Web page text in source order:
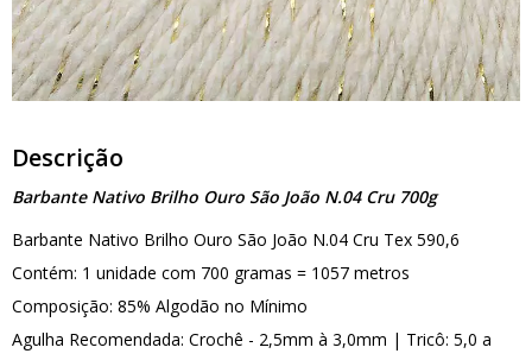
Descrição
Barbante Nativo Brilho Ouro São João N.04 Cru 700g
Barbante Nativo Brilho Ouro São João N.04 Cru Tex 590,6
Contém: 1 unidade com 700 gramas = 1057 metros
Composição: 85% Algodão no Mínimo
Agulha Recomendada: Crochê - 2,5mm à 3,0mm | Tricô: 5,0 a